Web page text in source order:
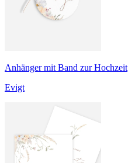
Anhänger mit Band zur Hochzeit
Evigt